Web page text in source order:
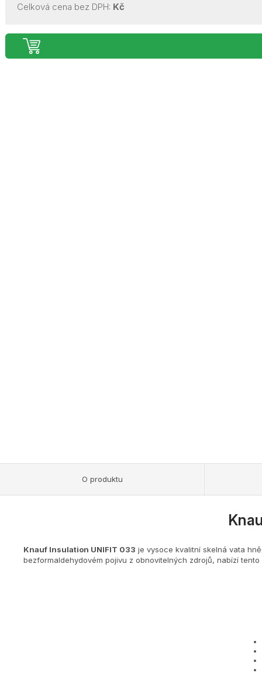
Celková cena bez DPH: Kč
O produktu
Knauf Insulation UNIFIT 033 je vysoce kvalitní skelná vata
bezformaldehydovém pojivu z obnovitelných zdrojů, nabízí